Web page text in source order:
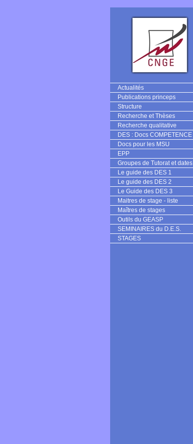
CNGE
Actualités
Publications princeps
Structure
Recherche et Thèses
Recherche qualitative
DES : Docs COMPETENCE
Docs pour les MSU
EPP
Groupes de Tutorat et dates
Le guide des DES 1
Le guide des DES 2
Le Guide des DES 3
Maitres de stage - liste
Maîtres de stages
Outils du GEASP
SEMINAIRES du D.E.S.
STAGES